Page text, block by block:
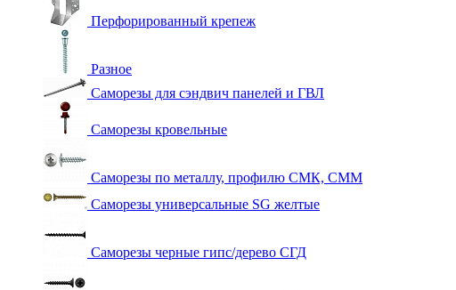
Перфорированный крепеж
Разное
Саморезы для сэндвич панелей и ГВЛ
Саморезы кровельные
Саморезы по металлу, профилю СМК, СММ
Саморезы универсальные SG желтые
Саморезы черные гипс/дерево СГД